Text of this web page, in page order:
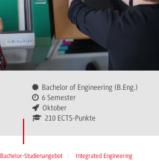
Bachelor of Engineering (B.Eng.)
6 Semester
Oktober
210 ECTS-Punkte
Bachelor-Studienangebot
Integrated Engineering